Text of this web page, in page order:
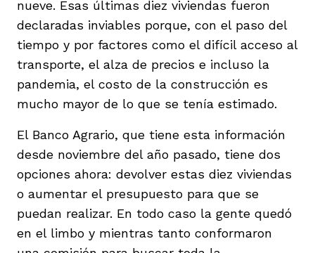
nueve. Esas últimas diez viviendas fueron
declaradas inviables porque, con el paso del
tiempo y por factores como el difícil acceso al
transporte, el alza de precios e incluso la
pandemia, el costo de la construcción es
mucho mayor de lo que se tenía estimado.
El Banco Agrario, que tiene esta información
desde noviembre del año pasado, tiene dos
opciones ahora: devolver estas diez viviendas
o aumentar el presupuesto para que se
puedan realizar. En todo caso la gente quedó
en el limbo y mientras tanto conformaron